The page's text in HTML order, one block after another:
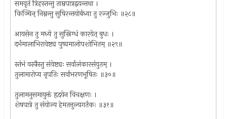
समवृतं त्रिहस्तन्तु ताम्रपात्रद्वयन्तथा ।
किञ्चिन् निम्नन्तु सुषिरन्तयोर्बध्वा तु रज्जुभिः ॥२८॥
आयसेन तु मध्ये तु सुस्निग्धं कारयेत् बुधः ।
दर्भमालाभिरावेष्ट्य पुष्पमालोपशोभितम् ॥२९॥
स्तंभं वस्त्रैस्तु संवेष्ट्यः सर्वालंकारसंयुतम् ।
तुलामारोप्य नृपतिः सर्वाभरणभूषितः ॥३०॥
तुलामनुसमायुक्तं हृदयेन विचक्षणः ।
शेषपात्रे तु संयोज्य हेमतत्तुल्यगर्तकः ॥३१॥